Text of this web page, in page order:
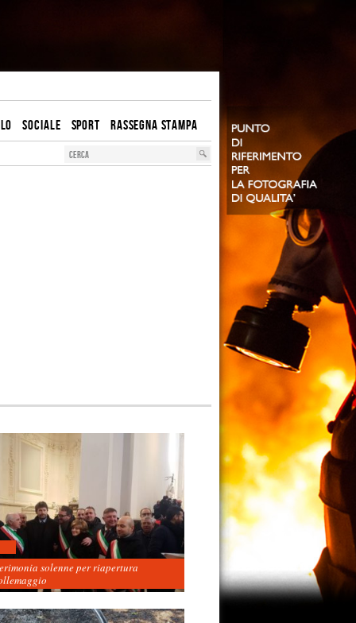
SOCIALE SPORT RASSEGNA STAMPA
solenne per riapertura